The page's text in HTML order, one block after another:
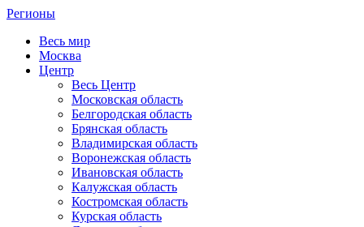
Регионы
Весь мир
Москва
Центр
Весь Центр
Московская область
Белгородская область
Брянская область
Владимирская область
Воронежская область
Ивановская область
Калужская область
Костромская область
Курская область